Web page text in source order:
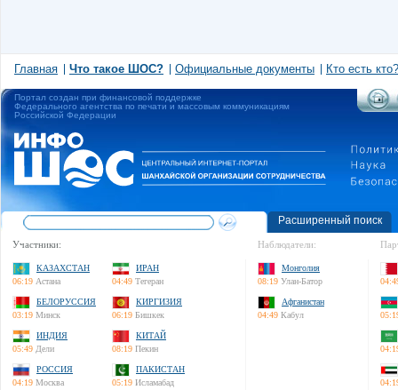
Главная Что такое ШОС? Официальные документы Кто есть кто?
Портал создан при финансовой поддержке
Федерального агентства по печати и массовым коммуникациям
Российской Федерации
Расширенный поиск
Участники:
КАЗАХСТАН
06:19 Астана
ИРАН
04:49 Тегеран
БЕЛОРУССИЯ
03:19 Минск
КИРГИЗИЯ
06:19 Бишкек
ИНДИЯ
05:49 Дели
КИТАЙ
08:19 Пекин
РОССИЯ
04:19 Москва
ПАКИСТАН
05:19 Исламабад
Наблюдатели:
Монголия
08:19 Улан-Батор
Афганистан
04:49 Кабул